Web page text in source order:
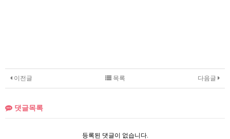
이전글 다음글
목록
댓글목록
등록된 댓글이 없습니다.